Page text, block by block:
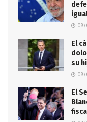
08/
El
su
08/
El